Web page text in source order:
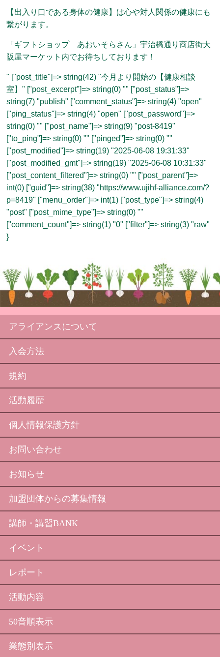
【出入り口である身体の健康】は心や対人関係の健康にも
繋がります。
「ギフトショップ あおいそらさん」宇治橋通り商店街大
阪屋マーケット内でお待ちしております！
" ["post_title"]=> string(42) "今月より開始の【健康相談
室】" ["post_excerpt"]=> string(0) "" ["post_status"]=>
string(7) "publish" ["comment_status"]=> string(4) "open"
["ping_status"]=> string(4) "open" ["post_password"]=>
string(0) "" ["post_name"]=> string(9) "post-8419"
["to_ping"]=> string(0) "" ["pinged"]=> string(0) ""
["post_modified"]=> string(19) "2025-06-08 19:31:33"
["post_modified_gmt"]=> string(19) "2025-06-08 10:31:33"
["post_content_filtered"]=> string(0) "" ["post_parent"]=>
int(0) ["guid"]=> string(38) "https://www.ujihf-alliance.com/?
p=8419" ["menu_order"]=> int(1) ["post_type"]=> string(4)
"post" ["post_mime_type"]=> string(0) ""
["comment_count"]=> string(1) "0" ["filter"]=> string(3) "raw"
}
アライアンスについて
入会方法
規約
活動履歴
個人情報保護方針
お問い合わせ
お知らせ
加盟団体からの募集情報
講師・講習BANK
イベント
レポート
活動内容
50音順表示
業態別表示